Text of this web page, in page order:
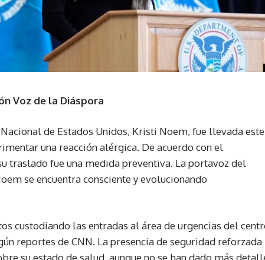
Voz de la Diáspora
de Estados Unidos, Kristi Noem, fue llevada este
una reacción alérgica. De acuerdo con el
traslado fue una medida preventiva. La portavoz del
se encuentra consciente y evolucionando
custodiando las entradas al área de urgencias del
reportes de CNN. La presencia de seguridad reforzada
su estado de salud, aunque no se han dado más